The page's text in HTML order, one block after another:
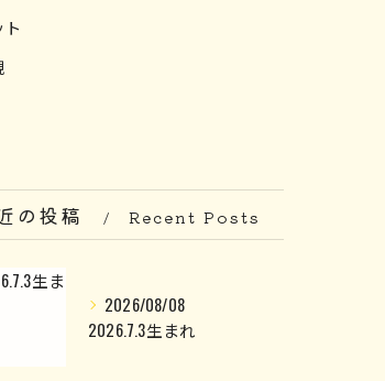
の投稿 Recent Posts
2026/08/08
2026.7.3生まれ